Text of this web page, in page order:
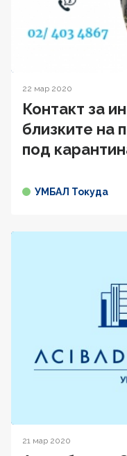
22 мар 2020
Контакт за
близките на
под
УМБАЛ Токуда
21 мар 2020